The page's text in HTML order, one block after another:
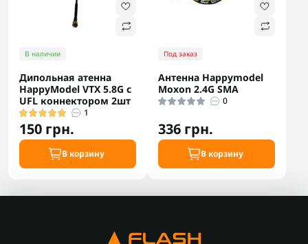
В наличии
Дипольная атенна
HappyModel VTX 5.8G с
UFL коннектором 2шт
1
150 грн.
В корзину
Под заказ
Антенна Happymodel
Moxon 2.4G SMA
0
336 грн.
В корзину